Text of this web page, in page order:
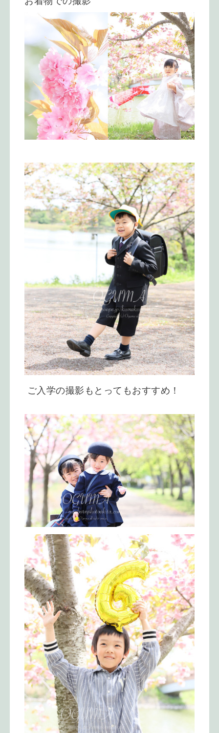
ご入学の撮影もとってもおすすめ！